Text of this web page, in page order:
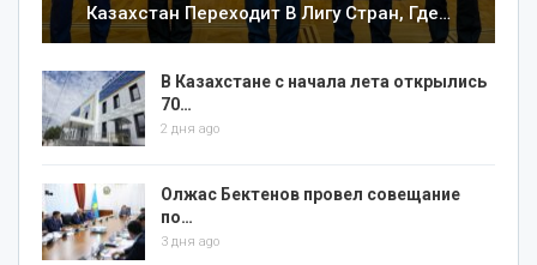
Казахстан Переходит В Лигу Стран, Где…
В Казахстане с начала лета открылись
70…
2 дня ago
Олжас Бектенов провел совещание
по…
3 дня ago